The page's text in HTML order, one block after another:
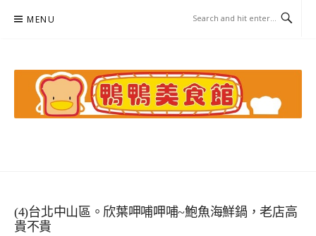
MENU
(4)台北中山區。欣葉呷哺呷哺~鮑魚海鮮鍋，老店高
貴不貴